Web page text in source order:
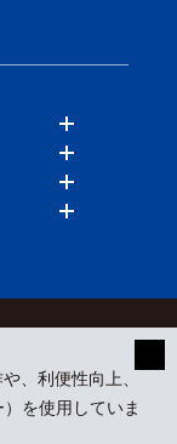
、利便性向上、
を使用していま
リース